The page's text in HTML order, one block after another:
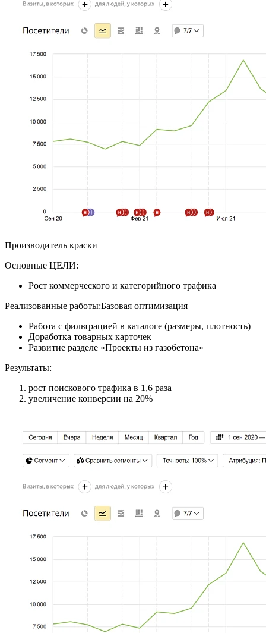
Производитель краски
Основные ЦЕЛИ:
Рост коммерческого и категорийного трафика
Реализованные работы:Базовая оптимизация
Работа с фильтрацией в каталоге (размеры, плотность)
Доработка товарных карточек
Развитие разделе «Проекты из газобетона»
Результаты:
рост поискового трафика в 1,6 раза
увеличение конверсии на 20%